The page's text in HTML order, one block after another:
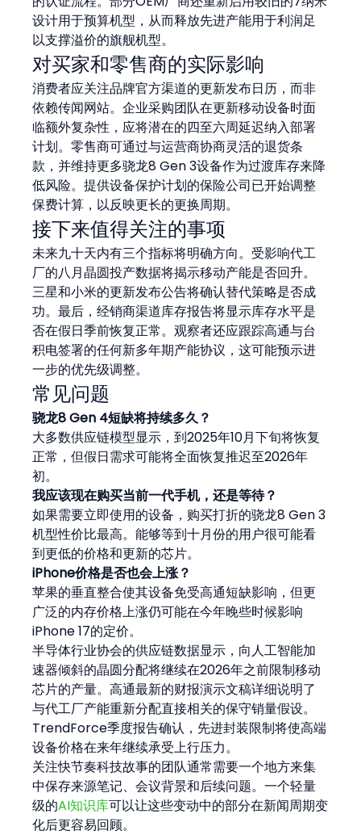
设计用于预算机型，从而释放先进产能用于利润足
以支撑溢价的旗舰机型。
对买家和零售商的实际影响
消费者应关注品牌官方渠道的更新发布日历，而非
依赖传闻网站。企业采购团队在更新移动设备时面
临额外复杂性，应将潜在的四至六周延迟纳入部署
计划。零售商可通过与运营商协商灵活的退货条
款，并维持更多骁龙8 Gen 3设备作为过渡库存来降
低风险。提供设备保护计划的保险公司已开始调整
保费计算，以反映更长的更换周期。
接下来值得关注的事项
未来九十天内有三个指标将明确方向。受影响代工
厂的八月晶圆投产数据将揭示移动产能是否回升。
三星和小米的更新发布公告将确认替代策略是否成
功。最后，经销商渠道库存报告将显示库存水平是
否在假日季前恢复正常。观察者还应跟踪高通与台
积电签署的任何新多年期产能协议，这可能预示进
一步的优先级调整。
常见问题
骁龙8 Gen 4短缺将持续多久？
大多数供应链模型显示，到2025年10月下旬将恢复
正常，但假日需求可能将全面恢复推迟至2026年
初。
我应该现在购买当前一代手机，还是等待？
如果需要立即使用的设备，购买打折的骁龙8 Gen 3
机型性价比最高。能够等到十月份的用户很可能看
到更低的价格和更新的芯片。
iPhone价格是否也会上涨？
苹果的垂直整合使其设备免受高通短缺影响，但更
广泛的内存价格上涨仍可能在今年晚些时候影响
iPhone 17的定价。
半导体行业协会的供应链数据显示，向人工智能加
速器倾斜的晶圆分配将继续在2026年之前限制移动
芯片的产量。高通最新的财报演示文稿详细说明了
与代工厂产能重新分配直接相关的保守销量假设。
TrendForce季度报告确认，先进封装限制将使高端
设备价格在来年继续承受上行压力。
关注快节奏科技故事的团队通常需要一个地方来集
中保存来源笔记、会议背景和后续问题。一个轻量
级的AI知识库可以让这些变动中的部分在新闻周期变
化后更容易回顾。